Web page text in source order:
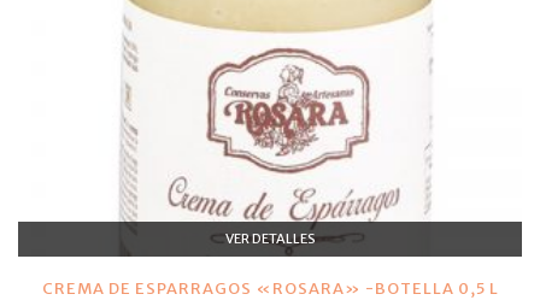
VER DETALLES
CREMA DE ESPARRAGOS «ROSARA» -BOTELLA 0,5 L